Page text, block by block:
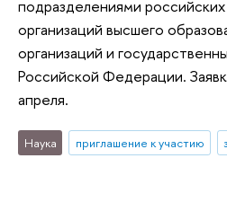
подразделениями
организаций высшего
организаций и
Российской Федерации.
апреля.
Наука приглашение к участию